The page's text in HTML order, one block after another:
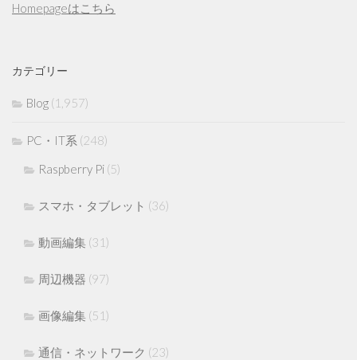
Homepageはこちら
カテゴリー
Blog (1,957)
PC・IT系 (248)
Raspberry Pi (5)
スマホ・タブレット (36)
動画編集 (31)
周辺機器 (97)
画像編集 (51)
通信・ネットワーク (23)